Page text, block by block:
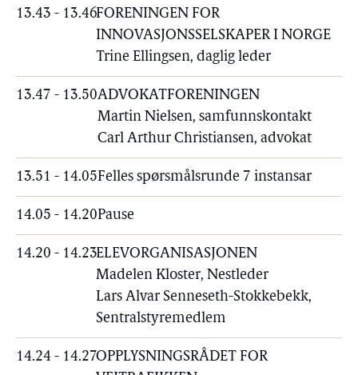
13.43 - 13.46FORENINGEN FOR
INNOVASJONSSELSKAPER I NORGE
Trine Ellingsen, daglig leder
13.47 - 13.50ADVOKATFORENINGEN
Martin Nielsen, samfunnskontakt
Carl Arthur Christiansen, advokat
13.51 - 14.05Felles spørsmålsrunde 7 instansar
14.05 - 14.20Pause
14.20 - 14.23ELEVORGANISASJONEN
Madelen Kloster, Nestleder
Lars Alvar Senneseth-Stokkebekk,
Sentralstyremedlem
14.24 - 14.27OPPLYSNINGSRÅDET FOR